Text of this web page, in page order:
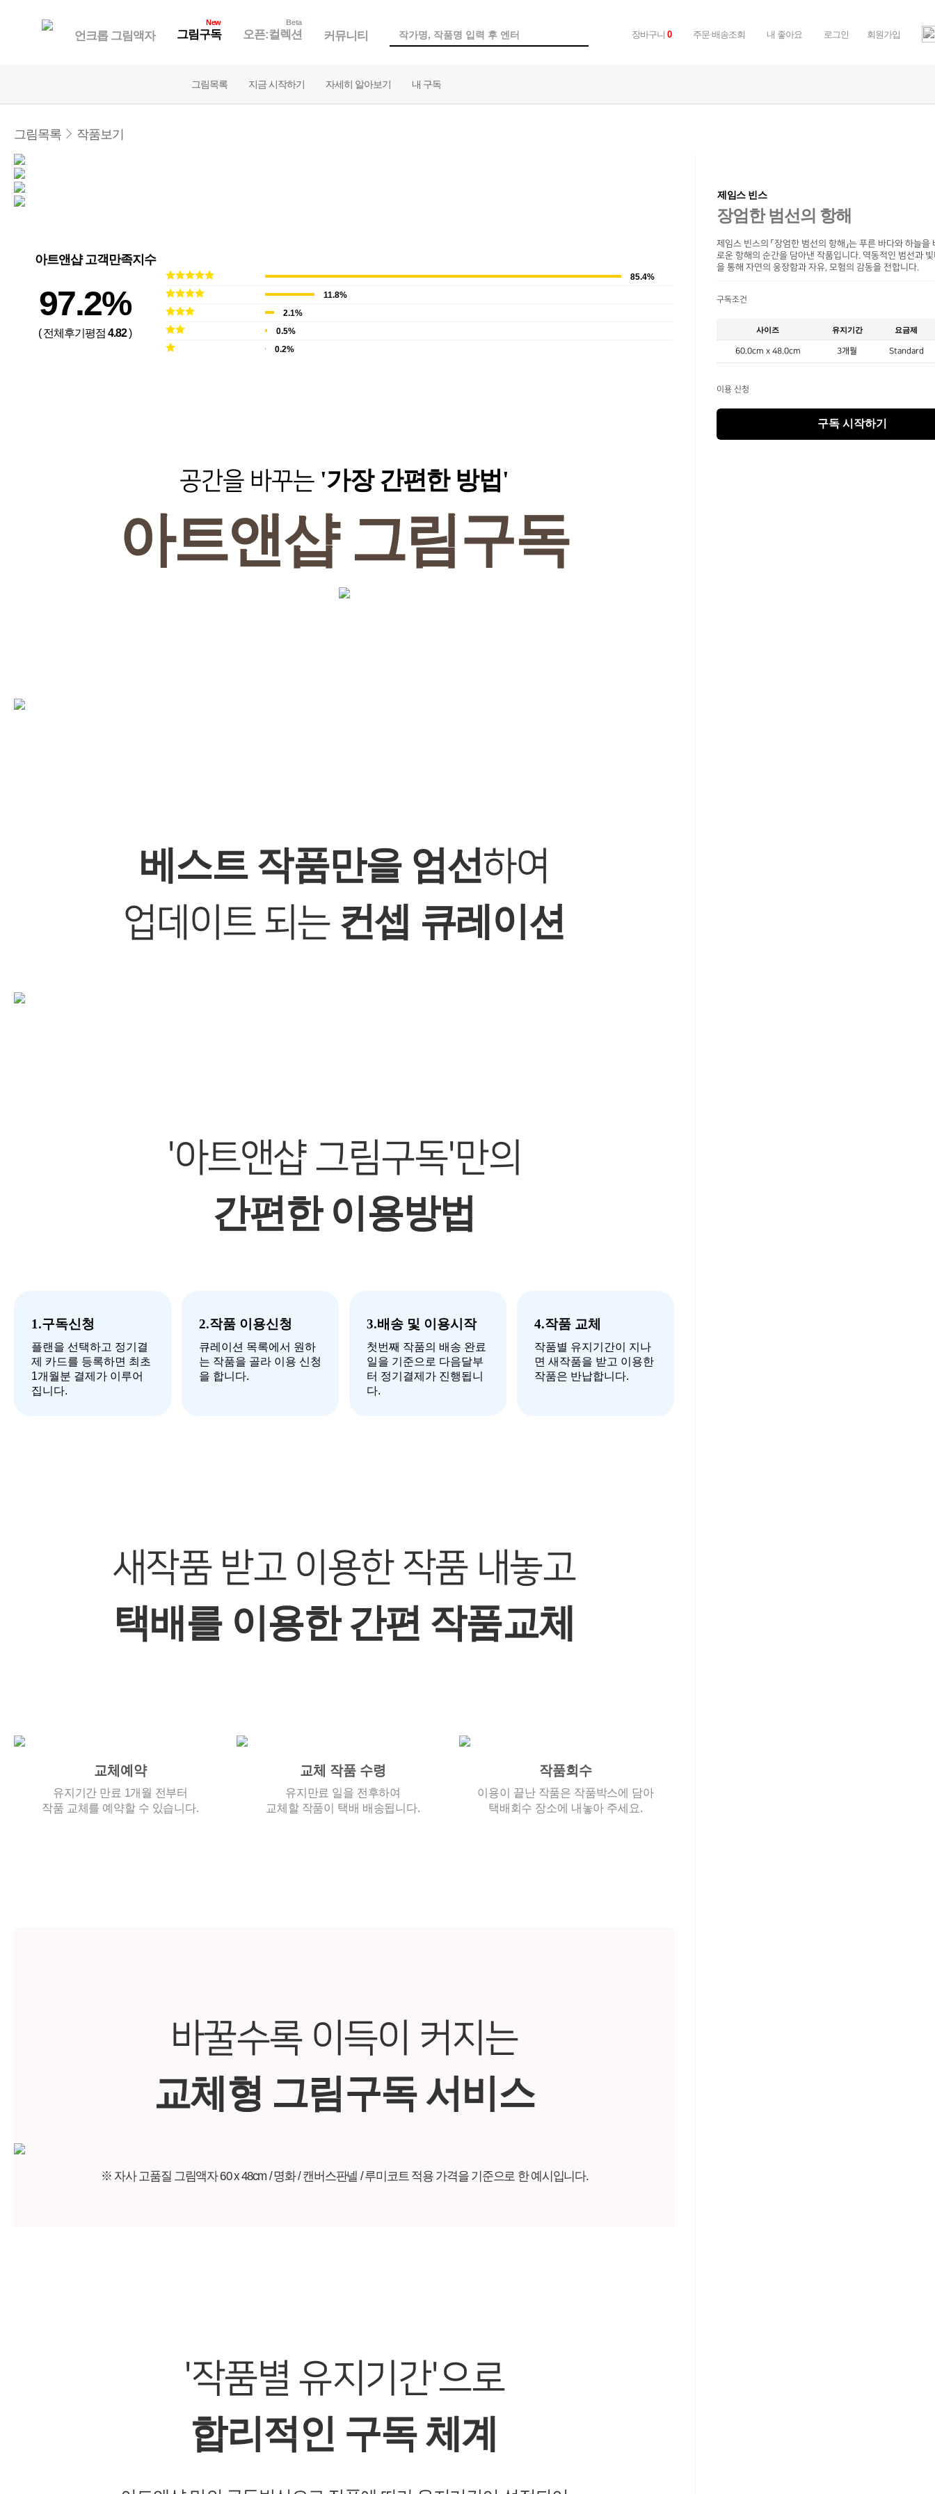
언크롭 그림액자
New
그림구독
Beta
오픈:컬렉션 커뮤니티 장바구니 0 주문·배송조회 내 좋아요 로그인 회원가입
그림목록 지금 시작하기 자세히 알아보기 내 구독
그림목록 작품보기
아트앤샵 고객만족지수
97.2%
( 전체후기평점 4.82)
85.4%
11.8%
2.1%
0.5%
0.2%
공간을 바꾸는 '가장 간편한 방법'
아트앤샵 그림구독
베스트 작품만을 엄선하여
업데이트 되는 컨셉 큐레이션
'아트앤샵 그림구독'만의
간편한 이용방법
1.구독신청
플랜을 선택하고 정기결
제 카드를 등록하면 최초
1개월분 결제가 이루어
집니다.
2.작품 이용신청
큐레이션 목록에서 원하
는 작품을 골라 이용 신청
을 합니다.
3.배송 및 이용시작
첫번째 작품의 배송 완료
일을 기준으로 다음달부
터 정기결제가 진행됩니
다.
4.작품 교체
작품별 유지기간이 지나
면 새작품을 받고 이용한
작품은 반납합니다.
새작품 받고 이용한 작품 내놓고
택배를 이용한 간편 작품교체
교체예약
유지기간 만료 1개월 전부터
작품 교체를 예약할 수 있습니다.
교체 작품 수령
유지만료 일을 전후하여
교체할 작품이 택배 배송됩니다.
작품회수
이용이 끝난 작품은 작품박스에 담아
택배회수 장소에 내놓아 주세요.
바꿀수록 이득이 커지는
교체형 그림구독 서비스
※ 자사 고품질 그림액자 60 x 48cm / 명화 / 캔버스판넬 / 루미코트 적용 가격을 기준으로 한 예시입니다.
'작품별 유지기간'으로
합리적인 구독 체계
제임스 빈스
장엄한 범선의 항해
제임스 빈스의 「장엄한 범선의 항해」는 푸른 바다와 하늘을
로운 항해의 순간을 담아낸 작품입니다. 역동적인 범선과
을 통해 자연의 웅장함과 자유, 모험의 감동을 전합니다.
구독조건
사이즈 유지기간 요금제
60.0cm x 48.0cm 3개월 Standard
이용 신청
구독 시작하기